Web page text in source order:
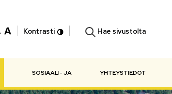
Kontrasti Hae sivustolta
SOSIAALI- JA YHTEYSTIEDOT